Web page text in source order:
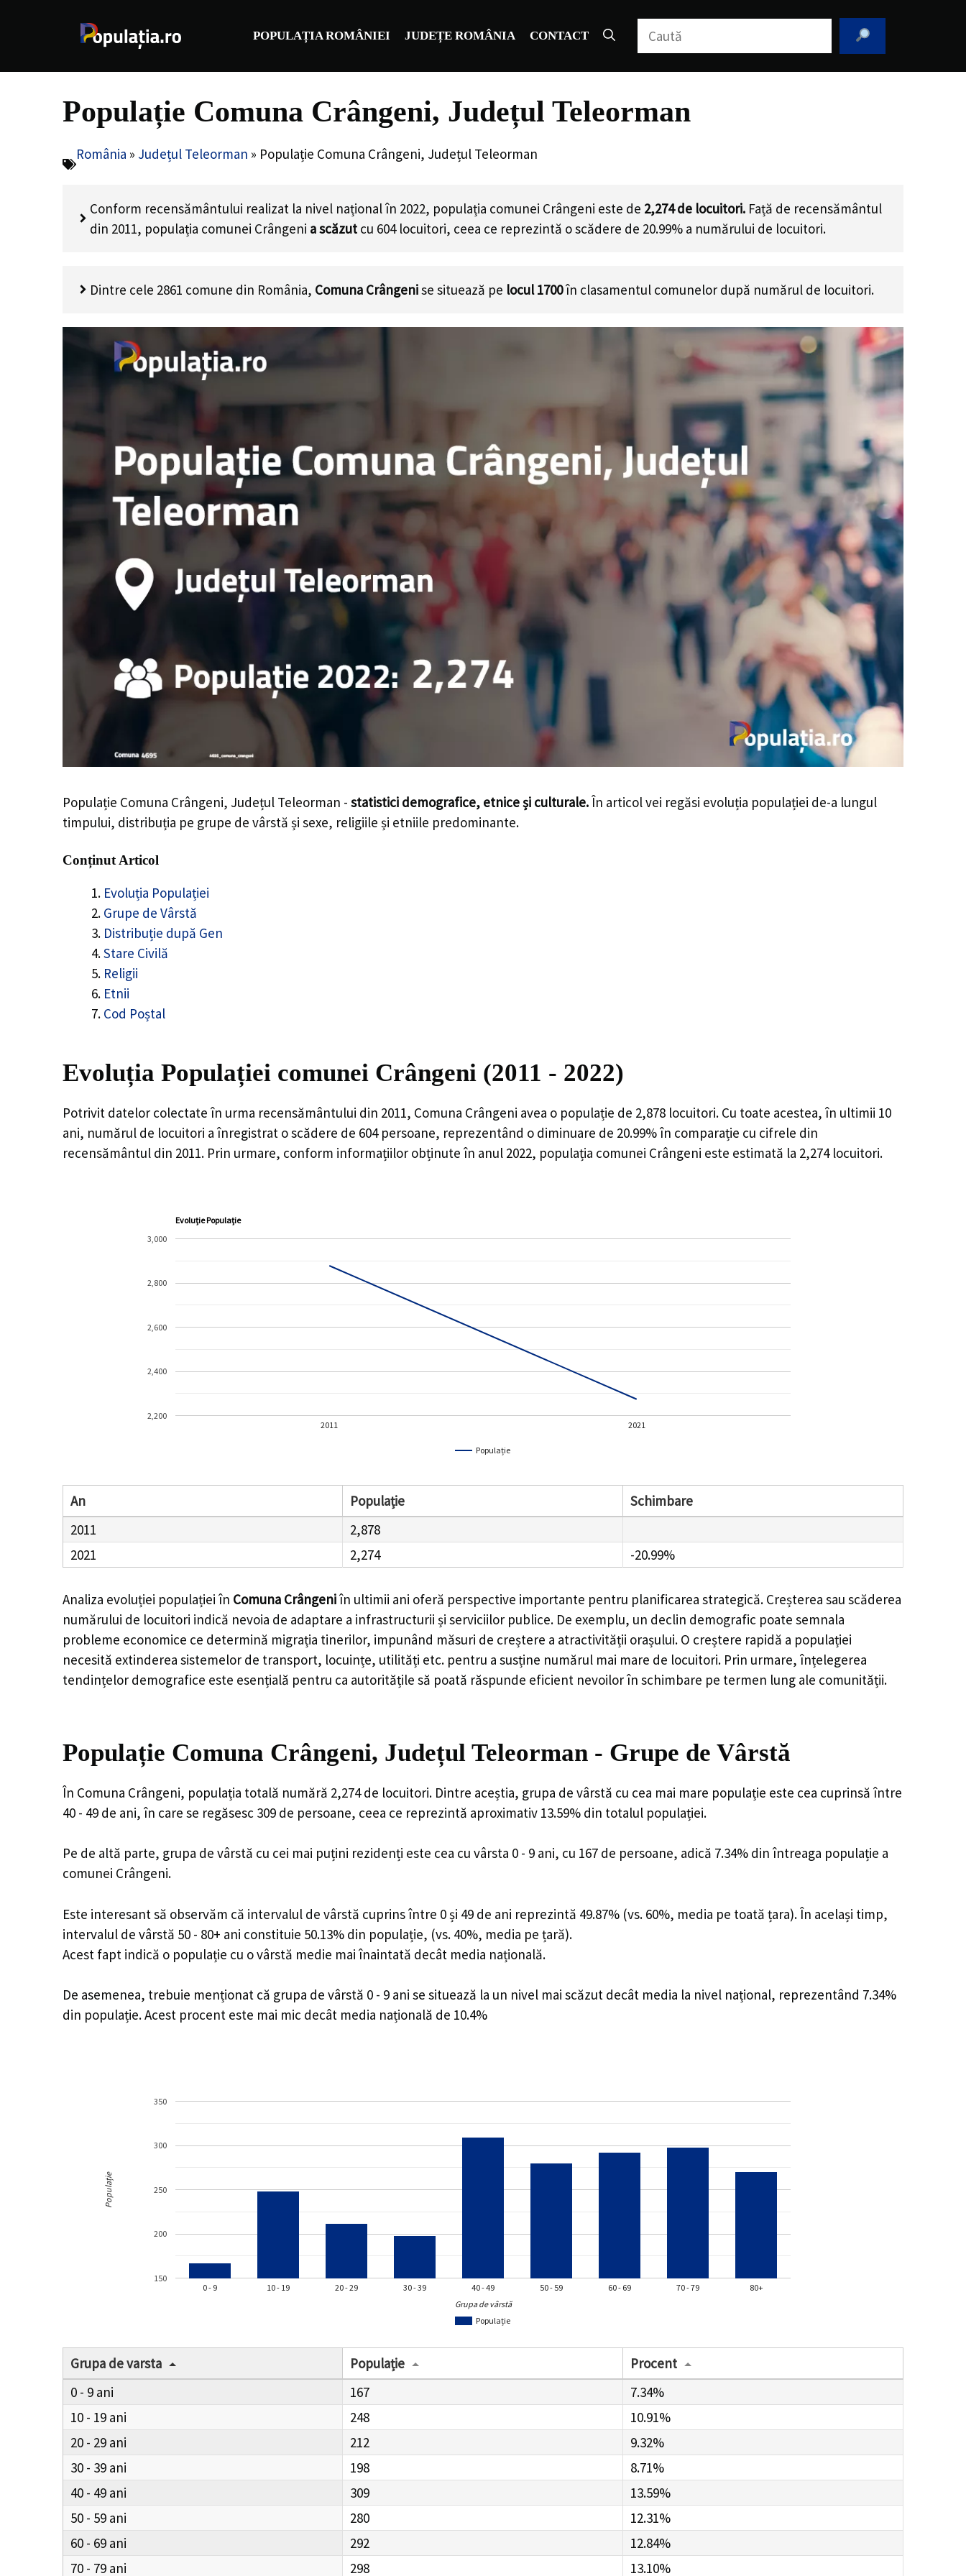
POPULAȚIA ROMÂNIEI JUDEȚE ROMÂNIA CONTACT Caută
Populație Comuna Crângeni, Județul Teleorman
România » Județul Teleorman » Populație Comuna Crângeni, Județul Teleorman
Conform recensământului realizat la nivel național în 2022, populația comunei Crângeni este de 2,274de locuitori. Față de recensământul
din 2011, populația comunei Crângeni a scăzut cu 604locuitori, ceea ce reprezintă o scădere de 20.99% a numărului de locuitori.
Dintre cele 2861 comune din România, Comuna Crângenise situează pe locul 1700în clasamentul comunelor după numărul de locuitori.
Populație Comuna Crângeni, Județul Teleorman - statistici demografice, etnice și culturale.În articol vei regăsi evoluția populației de-a lungul
timpului, distribuția pe grupe de vârstă și sexe, religiile și etniile predominante.
Conținut Articol
Evoluția Populației
Grupe de Vârstă
Distribuție după Gen
Stare Civilă
Religii
Etnii
Cod Poștal
Evoluția Populației comunei Crângeni (2011 - 2022)
Potrivit datelor colectate în urma recensământului din 2011, Comuna Crângeni avea o populație de 2,878 locuitori. Cu toate acestea, în ultimii 10
ani, numărul de locuitori a înregistrat oscădere de 604persoane, reprezentând o diminuare de 20.99%în comparație cu cifrele din
recensământul din 2011. Prin urmare, conform informațiilor obținute în anul 2022, populația comunei Crângeni este estimată la 2,274locuitori.
Evoluție Populație
Populație
2011 2021
2,200
2,400
2,600
2,800
3,000
An Populație
Schimbare
2011
2,878
2021
2,274 -20.99%
Analiza evoluției populației în Comuna Crângeniîn ultimii ani oferă perspective importante pentru planificarea strategică. Creșterea sau scăderea
numărului de locuitori indică nevoia de adaptare a infrastructurii și serviciilor publice. De exemplu, un declin demografic poate semnala
probleme economice ce determină migrația tinerilor, impunând măsuri de creștere a atractivității orașului. O creștere rapidă a populației
necesită extinderea sistemelor de transport, locuințe, utilități etc. pentru a susține numărul mai mare de locuitori. Prin urmare, înțelegerea
tendințelor demografice este esențială pentru ca autoritățile să poată răspunde eficient nevoilor în schimbare pe termen lung ale comunității.
Populație Comuna Crângeni, Județul Teleorman - Grupe de Vârstă
În Comuna Crângeni, populația totală numără 2,274 de locuitori. Dintre aceștia, grupa de vârstă cu cea mai mare populație este cea cuprinsă între
40 - 49 de ani, în care se regăsesc 309 de persoane, ceea ce reprezintă aproximativ 13.59% din totalul populației.
Pe de altă parte, grupa de vârstă cu cei mai puțini rezidenți este cea cu vârsta 0 - 9 ani, cu 167 de persoane, adică 7.34% din întreaga populație a
comunei Crângeni.
Este interesant să observăm că intervalul de vârstă cuprins între 0 și 49 de ani reprezintă 49.87% (vs. 60%, media pe toată țara). În același timp,
intervalul de vârstă 50 - 80+ ani constituie 50.13% din populație, (vs. 40%, media pe țară).
Acest fapt indică o populație cu o vârstă medie mai înaintată decât media națională.
De asemenea, trebuie menționat că grupa de vârstă 0 - 9 ani se situează la un nivel mai scăzut decât media la nivel național, reprezentând 7.34%
din populație. Acest procent este mai mic decât media națională de 10.4%
Populație
0 - 9 10 - 19 20 - 29 30 - 39 40 - 49 50 - 59 60 - 69 70 - 79 80+
150
200
250
300
350
Grupa de vârstă
Populație
Grupa de varsta Populație
Procent
0 - 9
167
7.34%
10 - 19
248
10.91%
20 - 29
212
9.32%
30 - 39
198
8.71%
40 - 49
309
13.59%
50 - 59
280
12.31%
60 - 69
292
12.84%
70 - 79
298 13.10%